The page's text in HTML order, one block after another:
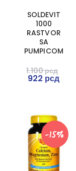
SOLDEVIT
1000
RASTVOR
SA
PUMPICOM
1.100рсд
922 рсд
-15%